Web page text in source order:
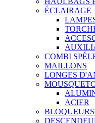
ÉCLAIRAGE
COMBI
MAILLONS
LONGES
ACIER